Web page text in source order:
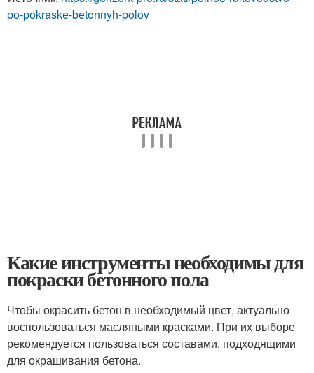
po-pokraske-betonnyh-polov
Какие инструменты необходимы для
покраски бетонного пола
Чтобы окрасить бетон в необходимый цвет, актуально
воспользоваться масляными красками. При их выборе
рекомендуется пользоваться составами, подходящими
для окрашивания бетона.